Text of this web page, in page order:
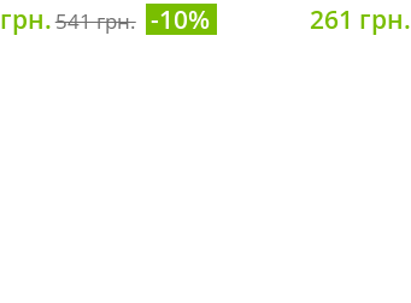
541 грн. -10% 261 грн.